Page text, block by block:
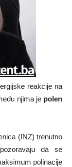
reakcije na
njima je polen
(INZ) trenutno
da se
polinacije